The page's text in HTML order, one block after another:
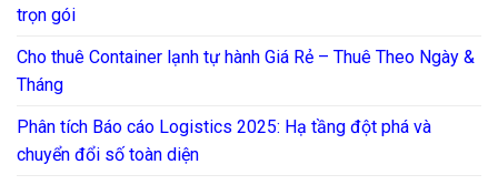
trọn gói
Cho thuê Container lạnh tự hành Giá Rẻ – Thuê Theo Ngày &
Tháng
Phân tích Báo cáo Logistics 2025: Hạ tầng đột phá và
chuyển đổi số toàn diện